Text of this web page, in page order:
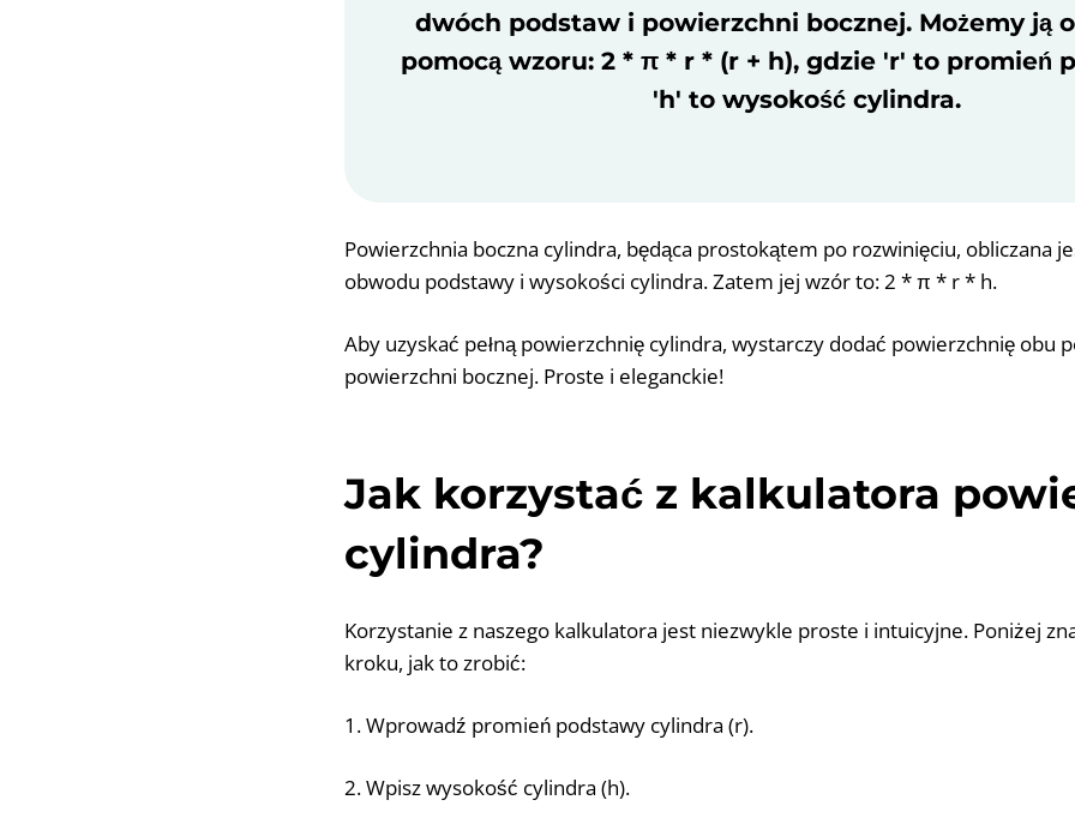
dwóch podstaw i powierzchni bocznej. Możemy ją
pomocą wzoru: 2 * π * r * (r + h), gdzie 'r' to promień
'h' to wysokość cylindra.
Powierzchnia boczna cylindra, będąca prostokątem po rozwinięciu, obliczana
obwodu podstawy i wysokości cylindra. Zatem jej wzór to: 2 * π * r * h.
Aby uzyskać pełną powierzchnię cylindra, wystarczy dodać powierzchnię obu
powierzchni bocznej. Proste i eleganckie!
Jak korzystać z kalkulatora
cylindra?
Korzystanie z naszego kalkulatora jest niezwykle proste i intuicyjne. Poniżej
kroku, jak to zrobić:
1. Wprowadź promień podstawy cylindra (r).
2. Wpisz wysokość cylindra (h).